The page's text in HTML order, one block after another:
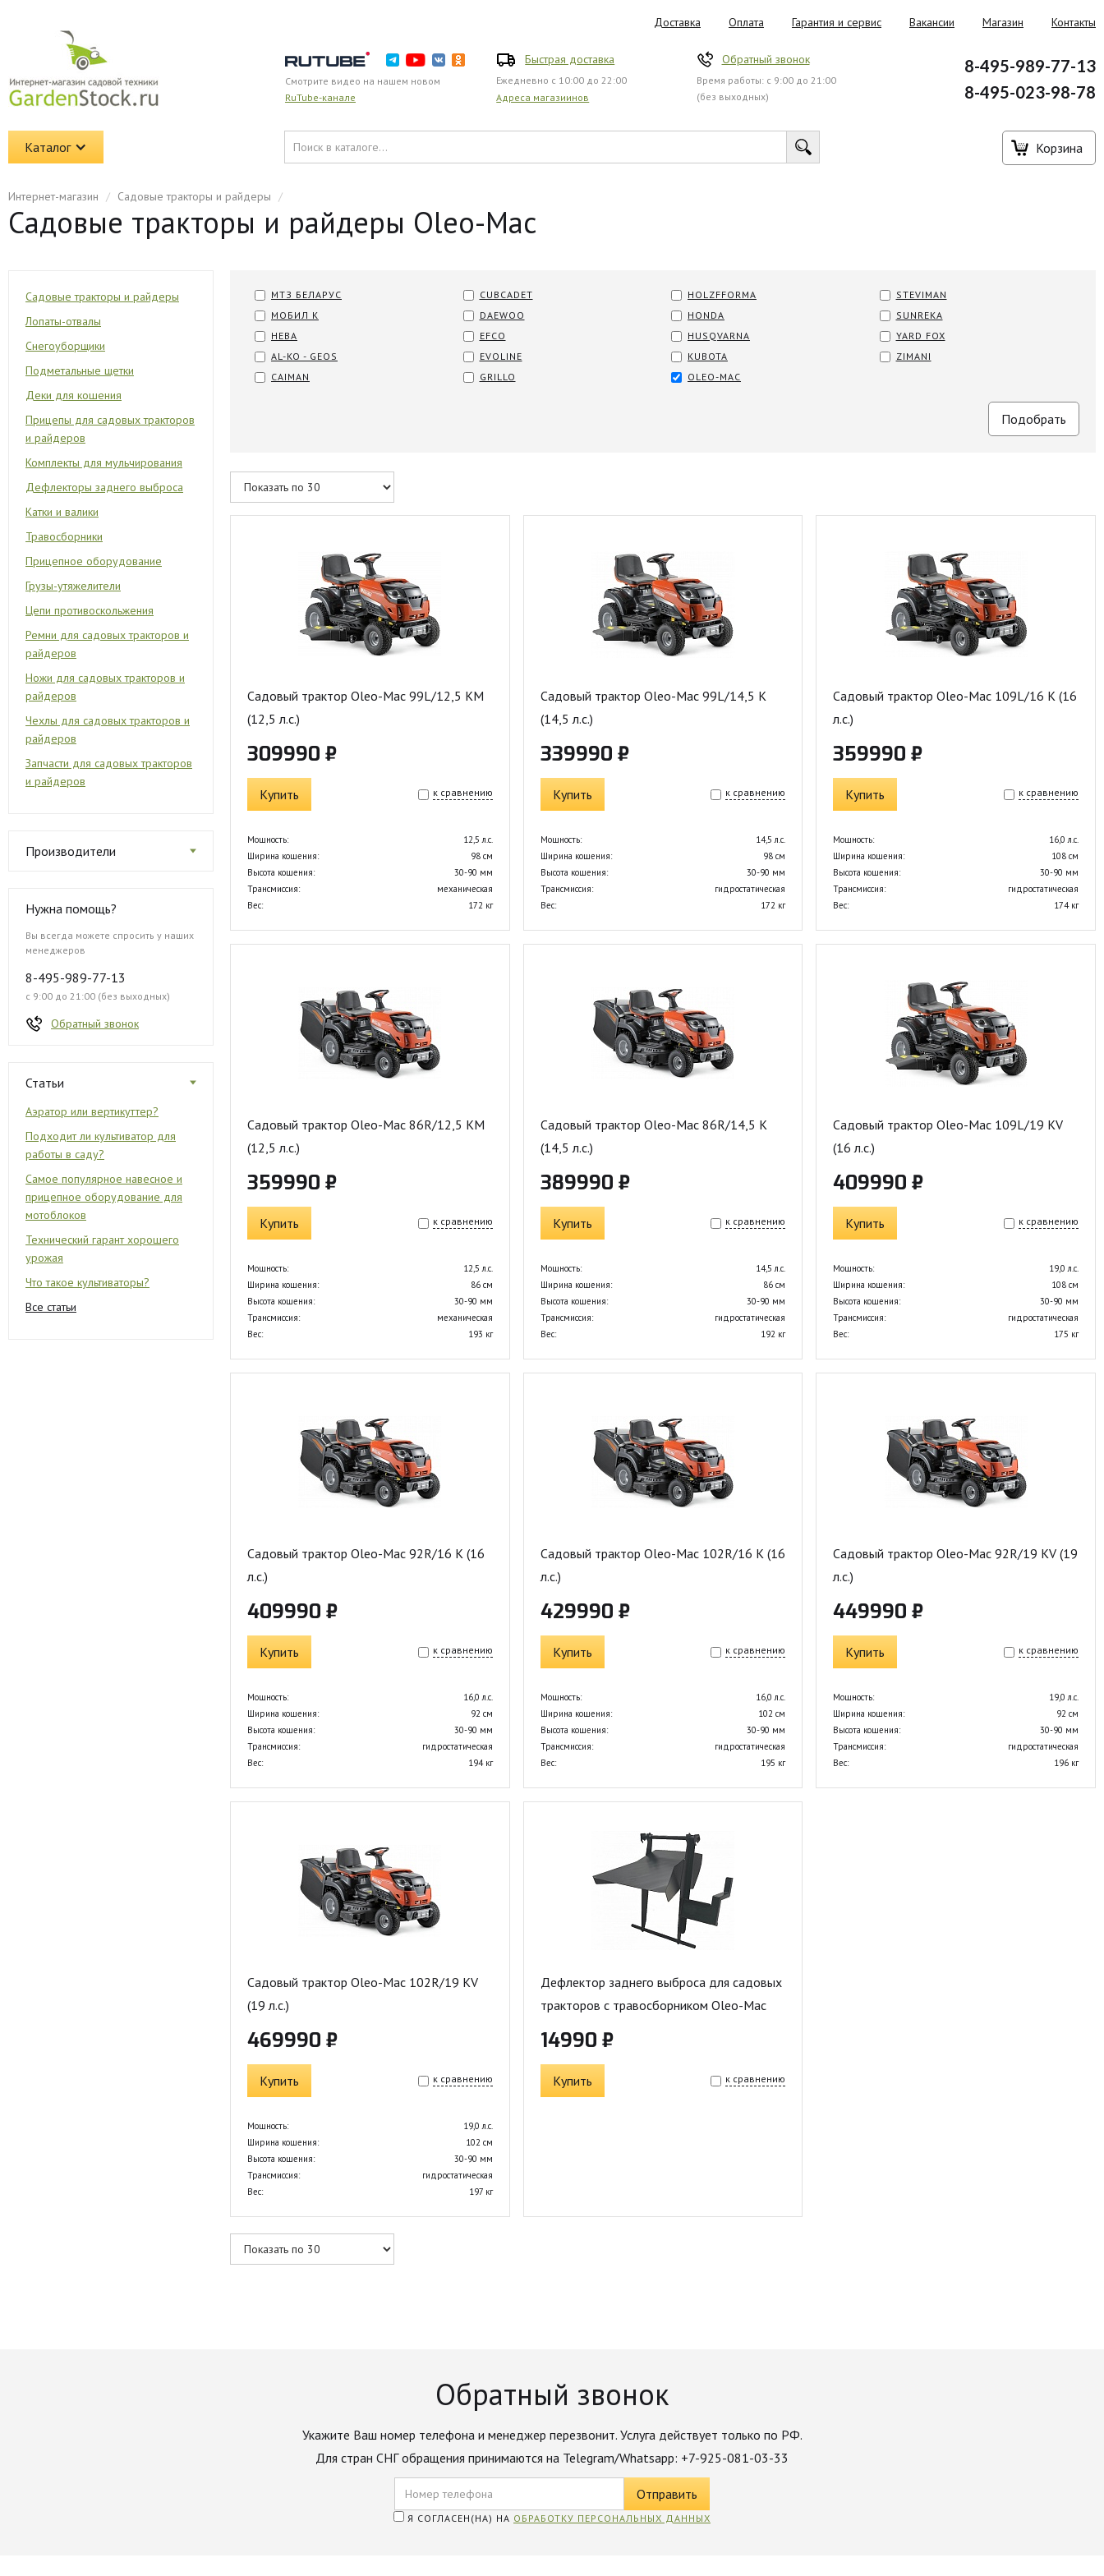
Доставка Оплата Гарантия и сервис Вакансии Магазин Контакты
Смотрите видео на нашем новом
RuTube-канале
Быстрая доставка
Ежедневно с 10:00 до 22:00
Адреса магазиинов
Обратный звонок
Время работы: с 9:00 до 21:00
(без выходных)
8-495-989-77-13
8-495-023-98-78
Каталог Корзина
Интернет-магазин / Садовые тракторы и райдеры /
Садовые тракторы и райдеры Oleo-Mac
Садовые тракторы и райдеры
Лопаты-отвалы
Снегоуборщики
Подметальные щетки
Деки для кошения
Прицепы для садовых тракторов
и райдеров
Комплекты для мульчирования
Дефлекторы заднего выброса
Катки и валики
Травосборники
Прицепное оборудование
Грузы-утяжелители
Цепи противоскольжения
Ремни для садовых тракторов и
райдеров
Ножи для садовых тракторов и
райдеров
Чехлы для садовых тракторов и
райдеров
Запчасти для садовых тракторов
и райдеров
Производители
Нужна помощь?
Вы всегда можете спросить у наших
менеджеров
8-495-989-77-13
с 9:00 до 21:00 (без выходных)
Обратный звонок
Статьи
Аэратор или вертикуттер?
Подходит ли культиватор для
работы в саду?
Самое популярное навесное и
прицепное оборудование для
мотоблоков
Технический гарант хорошего
урожая
Что такое культиваторы?
Все статьи
МТЗ БЕЛАРУС
МОБИЛ К
НЕВА
AL-KO - GEOS
CAIMAN
CUBCADET
DAEWOO
EFCO
EVOLINE
GRILLO
HOLZFFORMA
HONDA
HUSQVARNA
KUBOTA
OLEO-MAC
STEVIMAN
SUNREKA
YARD FOX
ZIMANI
Садовый трактор Oleo-Mac 99L/12,5 KM
(12,5 л.с.)
309990 ₽
Купить к сравнению
Мощность:
12,5 л.с.
Ширина кошения:
98 см
Высота кошения:
30-90 мм
Трансмиссия:
механическая
Вес:
172 кг
Садовый трактор Oleo-Mac 99L/14,5 K
(14,5 л.с.)
339990 ₽
Купить к сравнению
Мощность:
14,5 л.с.
Ширина кошения:
98 см
Высота кошения:
30-90 мм
Трансмиссия:
гидростатическая
Вес:
172 кг
Садовый трактор Oleo-Mac 109L/16 K (16
л.с.)
359990 ₽
Купить к сравнению
Мощность:
16,0 л.с.
Ширина кошения:
108 см
Высота кошения:
30-90 мм
Трансмиссия:
гидростатическая
Вес:
174 кг
Садовый трактор Oleo-Mac 86R/12,5 KM
(12,5 л.с.)
359990 ₽
Купить к сравнению
Мощность:
12,5 л.с.
Ширина кошения:
86 см
Высота кошения:
30-90 мм
Трансмиссия:
механическая
Вес:
193 кг
Садовый трактор Oleo-Mac 86R/14,5 K
(14,5 л.с.)
389990 ₽
Купить к сравнению
Мощность:
14,5 л.с.
Ширина кошения:
86 см
Высота кошения:
30-90 мм
Трансмиссия:
гидростатическая
Вес:
192 кг
Садовый трактор Oleo-Mac 109L/19 KV
(16 л.с.)
409990 ₽
Купить к сравнению
Мощность:
19,0 л.с.
Ширина кошения:
108 см
Высота кошения:
30-90 мм
Трансмиссия:
гидростатическая
Вес:
175 кг
Садовый трактор Oleo-Mac 92R/16 K (16
л.с.)
409990 ₽
Купить к сравнению
Мощность:
16,0 л.с.
Ширина кошения:
92 см
Высота кошения:
30-90 мм
Трансмиссия:
гидростатическая
Вес:
194 кг
Садовый трактор Oleo-Mac 102R/16 K (16
л.с.)
429990 ₽
Купить к сравнению
Мощность:
16,0 л.с.
Ширина кошения:
102 см
Высота кошения:
30-90 мм
Трансмиссия:
гидростатическая
Вес:
195 кг
Садовый трактор Oleo-Mac 92R/19 KV (19
л.с.)
449990 ₽
Купить к сравнению
Мощность:
19,0 л.с.
Ширина кошения:
92 см
Высота кошения:
30-90 мм
Трансмиссия:
гидростатическая
Вес:
196 кг
Садовый трактор Oleo-Mac 102R/19 KV
(19 л.с.)
469990 ₽
Купить к сравнению
Мощность:
19,0 л.с.
Ширина кошения:
102 см
Высота кошения:
30-90 мм
Трансмиссия:
гидростатическая
Вес:
197 кг
Дефлектор заднего выброса для садовых
тракторов с травосборником Oleo-Mac
14990 ₽
Купить к сравнению
Обратный звонок
Укажите Ваш номер телефона и менеджер перезвонит. Услуга действует только по РФ.
Для стран СНГ обращения принимаются на Telegram/Whatsapp: +7-925-081-03-33
Я СОГЛАСЕН(НА) НА ОБРАБОТКУ ПЕРСОНАЛЬНЫХ ДАННЫХ